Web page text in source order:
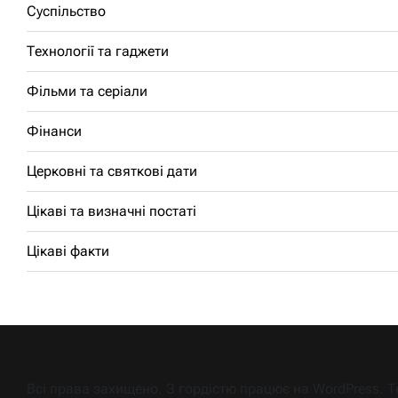
Суспільство
Технології та гаджети
Фільми та серіали
Фінанси
Церковні та святкові дати
Цікаві та визначні постаті
Цікаві факти